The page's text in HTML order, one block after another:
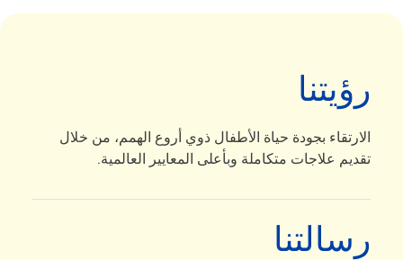
رؤيتنا
الارتقاء بجودة حياة الأطفال ذوي أروع الهمم، من خلال
تقديم علاجات متكاملة وبأعلى المعايير العالمية.
رسالتنا